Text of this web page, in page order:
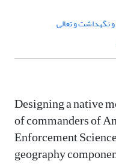
نگهداشت و تعالی
Designing a native
of commanders of
Enforcement
geography